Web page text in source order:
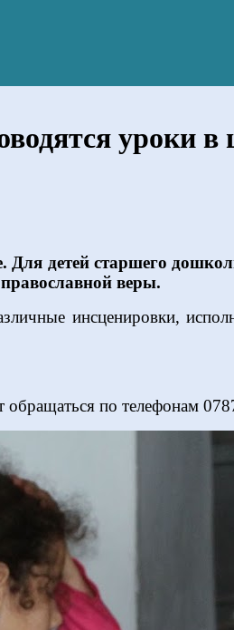
уроки в
детей старшего
веры.
инсценировки,
обращаться по телефонам